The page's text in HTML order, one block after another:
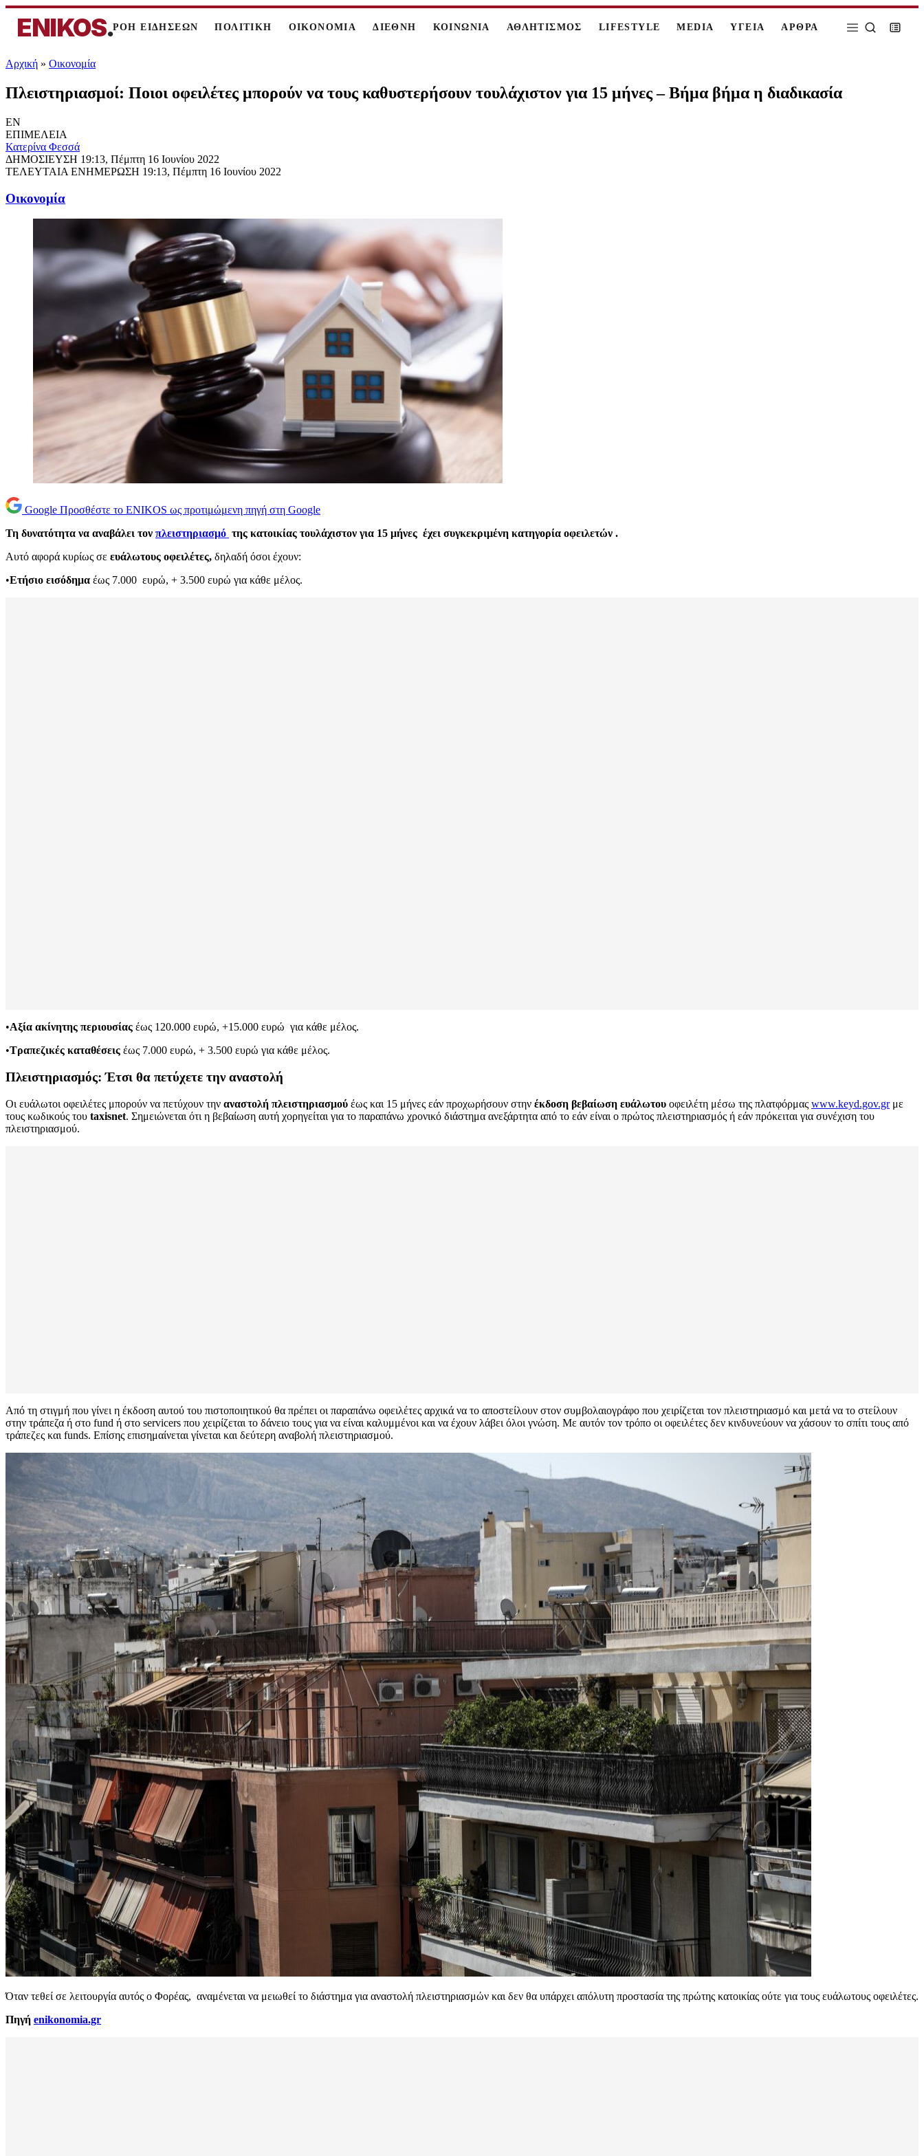
ENIKOS.ΡΟΗ ΕΙΔΗΣΕΩΝ ΠΟΛΙΤΙΚΗ ΟΙΚΟΝΟΜΙΑ ΔΙΕΘΝΗ ΚΟΙΝΩΝΙΑ ΑΘΛΗΤΙΣΜΟΣ LIFESTYLE MEDIA ΥΓΕΙΑ ΑΡΘΡΑ
Αρχική » Oικονομία
Πλειστηριασμοί: Ποιοι οφειλέτες μπορούν να τους καθυστερήσουν τουλάχιστον για 15 μήνες – Βήμα βήμα η διαδικασία
EN
ΕΠΙΜΕΛΕΙΑ
Κατερίνα Φεσσά
ΔΗΜΟΣΙΕΥΣΗ 19:13, Πέμπτη 16 Ιουνίου 2022
ΤΕΛΕΥΤΑΙΑ ΕΝΗΜΕΡΩΣΗ 19:13, Πέμπτη 16 Ιουνίου 2022
Oικονομία
Google Προσθέστε το ENIKOS ως προτιμώμενη πηγή στη Google
Τη δυνατότητα να αναβάλει τον πλειστηριασμό της κατοικίας τουλάχιστον για 15 μήνες έχει συγκεκριμένη κατηγορία οφειλετών .
Αυτό αφορά κυρίως σε ευάλωτους οφειλέτες, δηλαδή όσοι έχουν:
•Ετήσιο εισόδημα έως 7.000 ευρώ, + 3.500 ευρώ για κάθε μέλος.
•Αξία ακίνητης περιουσίας έως 120.000 ευρώ, +15.000 ευρώ για κάθε μέλος.
•Τραπεζικές καταθέσεις έως 7.000 ευρώ, + 3.500 ευρώ για κάθε μέλος.
Πλειστηριασμός: Έτσι θα πετύχετε την αναστολή
Οι ευάλωτοι οφειλέτες μπορούν να πετύχουν την αναστολή πλειστηριασμού έως και 15 μήνες εάν προχωρήσουν στην έκδοση βεβαίωση ευάλωτου οφειλέτη μέσω της πλατφόρμας www.keyd.gov.grμε
τους κωδικούς του taxisnet. Σημειώνεται ότι η βεβαίωση αυτή χορηγείται για το παραπάνω χρονικό διάστημα ανεξάρτητα από το εάν είναι ο πρώτος πλειστηριασμός ή εάν πρόκειται για συνέχιση του
πλειστηριασμού.
Από τη στιγμή που γίνει η έκδοση αυτού του πιστοποιητικού θα πρέπει οι παραπάνω οφειλέτες αρχικά να το αποστείλουν στον συμβολαιογράφο που χειρίζεται τον πλειστηριασμό και μετά να το στείλουν
στην τράπεζα ή στο fund ή στο servicers που χειρίζεται το δάνειο τους για να είναι καλυμμένοι και να έχουν λάβει όλοι γνώση. Με αυτόν τον τρόπο οι οφειλέτες δεν κινδυνεύουν να χάσουν το σπίτι τους από
τράπεζες και funds. Επίσης επισημαίνεται γίνεται και δεύτερη αναβολή πλειστηριασμού.
Όταν τεθεί σε λειτουργία αυτός ο Φορέας, αναμένεται να μειωθεί το διάστημα για αναστολή πλειστηριασμών και δεν θα υπάρχει απόλυτη προστασία της πρώτης κατοικίας ούτε για τους ευάλωτους οφειλέτες.
Πηγή enikonomia.gr